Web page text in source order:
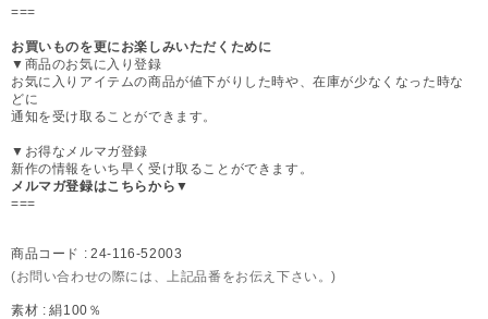
===
お買いものを更にお楽しみいただくために
▼商品のお気に入り登録
お気に入りアイテムの商品が値下がりした時や、在庫が少なくなった時な
どに
通知を受け取ることができます。
▼お得なメルマガ登録
新作の情報をいち早く受け取ることができます。
メルマガ登録はこちらから▼
===
商品コード : 24-116-52003
(お問い合わせの際には、上記品番をお伝え下さい。)
素材 : 絹100％